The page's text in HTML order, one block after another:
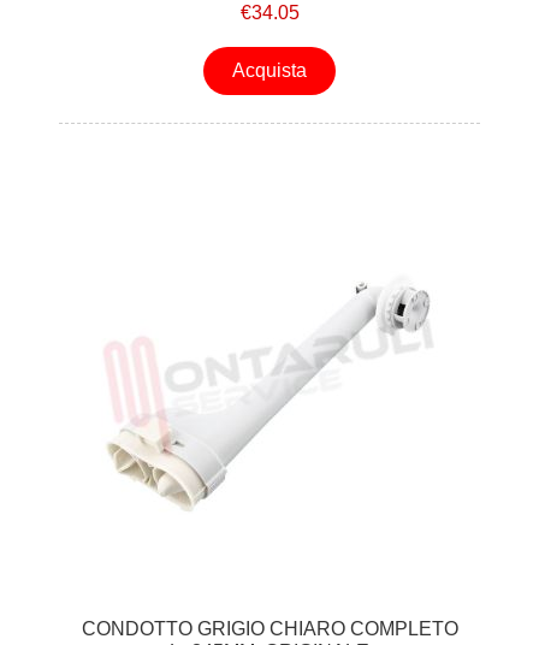
€34.05
Acquista
CONDOTTO GRIGIO CHIARO COMPLETO